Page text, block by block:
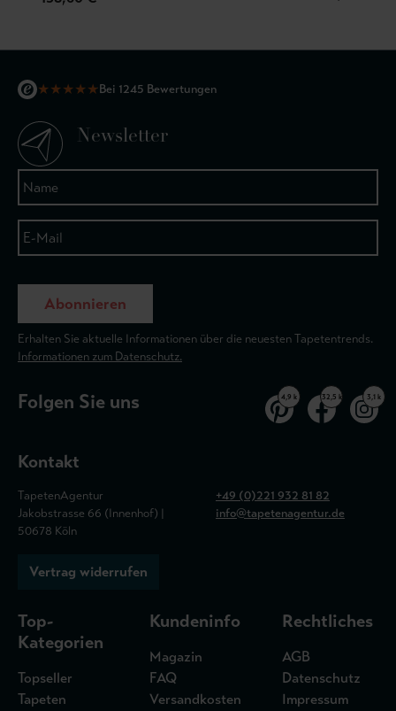
★★★★★Bei 1245 Bewertungen
Newsletter
Abonnieren
Erhalten Sie aktuelle Informationen über die neuesten Tapetentrends.
Informationen zum Datenschutz.
Folgen Sie uns 4,9 k 32,5 k 3,1 k
Kontakt
TapetenAgentur
Jakobstrasse 66 (Innenhof) |
50678 Köln
+49 (0)221 932 81 82
info@tapetenagentur.de
Vertrag widerrufen
Top-
Kategorien
Topseller
Tapeten
Kundeninfo
Magazin
FAQ
Versandkosten
Rechtliches
AGB
Datenschutz
Impressum